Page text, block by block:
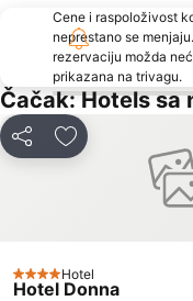
Cene i raspoloživost
neprestano se
rezervaciju možda
prikazana na trivagu.
Čačak: Hotels sa
Deli Dodati u
4 Zvezdice
Hotel
Hotel Donna